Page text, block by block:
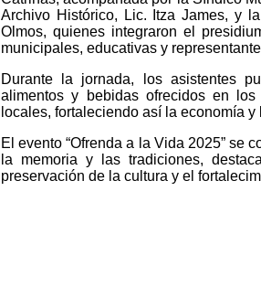
Archivo Histórico, Lic. Itza James, y
Olmos, quienes integraron el
municipales, educativas y
Durante la jornada, los asistentes
alimentos y bebidas ofrecidos en los
locales, fortaleciendo así la economía
El evento “Ofrenda a la Vida 2025” se
la memoria y las tradiciones,
preservación de la cultura y el